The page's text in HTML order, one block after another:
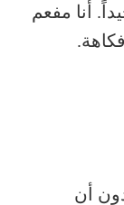
أنا مفعم
أن